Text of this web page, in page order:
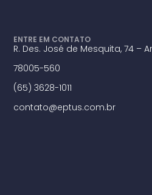
ENTRE EM CONTATO
R. Des. José de Mesquita, 74 –
78005-560
(65) 3628-1011
contato@eptus.com.br